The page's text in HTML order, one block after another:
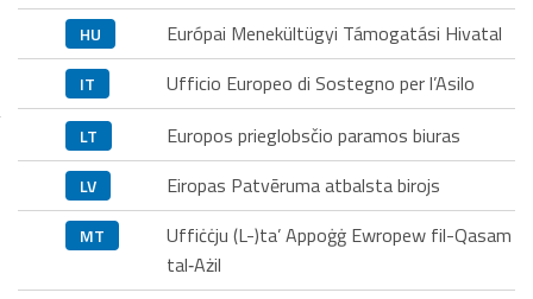
HU Európai Menekültügyi Támogatási Hivatal
IT Ufficio Europeo di Sostegno per l’Asilo
LT Europos prieglobsčio paramos biuras
LV Eiropas Patvēruma atbalsta birojs
MT
Uffiċċju (L-)ta’ Appoġġ Ewropew fil-Qasam
tal‑Ażil